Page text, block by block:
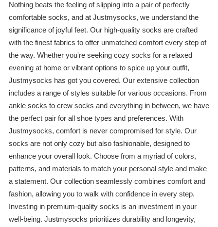
Nothing beats the feeling of slipping into a pair of perfectly
comfortable socks, and at Justmysocks, we understand the
significance of joyful feet. Our high-quality socks are crafted
with the finest fabrics to offer unmatched comfort every step of
the way. Whether you're seeking cozy socks for a relaxed
evening at home or vibrant options to spice up your outfit,
Justmysocks has got you covered. Our extensive collection
includes a range of styles suitable for various occasions. From
ankle socks to crew socks and everything in between, we have
the perfect pair for all shoe types and preferences. With
Justmysocks, comfort is never compromised for style. Our
socks are not only cozy but also fashionable, designed to
enhance your overall look. Choose from a myriad of colors,
patterns, and materials to match your personal style and make
a statement. Our collection seamlessly combines comfort and
fashion, allowing you to walk with confidence in every step.
Investing in premium-quality socks is an investment in your
well-being. Justmysocks prioritizes durability and longevity,